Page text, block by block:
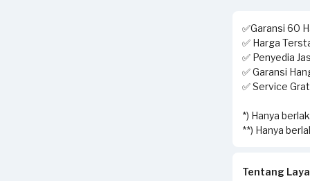
✅Garansi 60
✅ Harga
✅ Penyedia
✅ Garansi
✅ Service
*) Hanya
**) Hanya
Tentang